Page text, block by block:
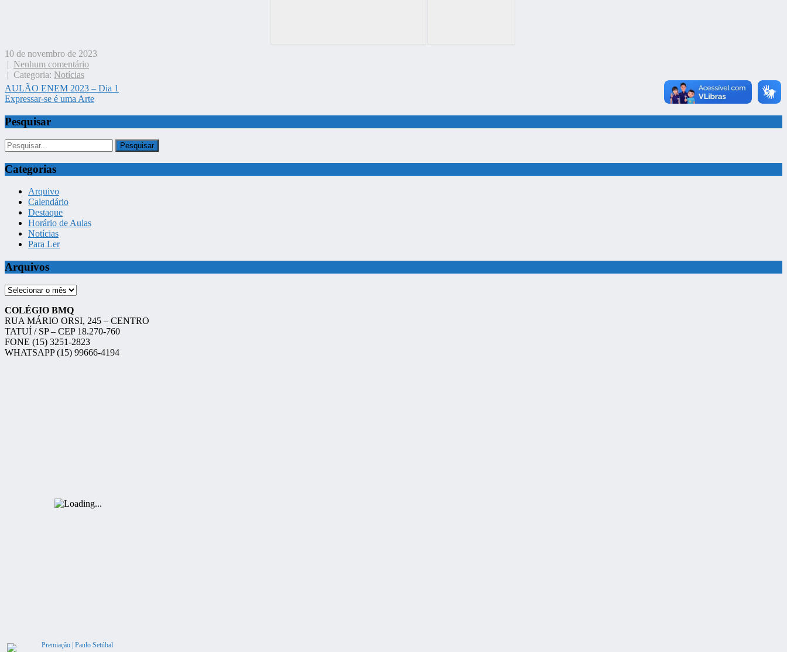
10 de novembro de 2023
| Nenhum comentário
| Categoria: Notícias
Navegação
de
Post
AULÃO ENEM 2023 – Dia 1
Expressar-se é uma Arte
Pesquisar
Categorias
Arquivo
Calendário
Destaque
Horário de Aulas
Notícias
Para Ler
Arquivos
Arquivos
COLÉGIO BMQ
RUA MÁRIO ORSI, 245 – CENTRO
TATUÍ / SP – CEP 18.270-760
FONE (15) 3251-2823
WHATSAPP (15) 99666-4194
Premiação | Paulo Setúbal